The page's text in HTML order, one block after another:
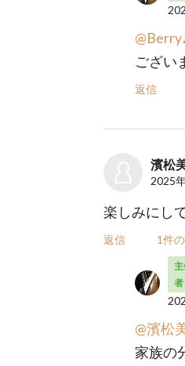
ござい
返信
濱松
2025
楽しみにし
返信 1件
者
@濱松
家族の